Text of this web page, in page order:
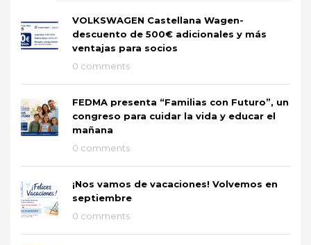
VOLKSWAGEN Castellana Wagen-
descuento de 500€ adicionales y más
ventajas para socios
0 comments
FEDMA presenta “Familias con Futuro”, un
congreso para cuidar la vida y educar el
mañana
0 comments
¡Nos vamos de vacaciones! Volvemos en
septiembre
0 comments